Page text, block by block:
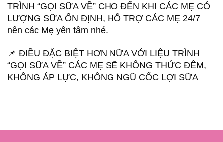
TRÌNH “GỌI SỮA VỀ” CHO ĐẾN KHI CÁC MẸ CÓ
LƯỢNG SỮA ỔN ĐỊNH, HỖ TRỢ CÁC MẸ 24/7
nên các Mẹ yên tâm nhé.
📌 ĐIỀU ĐẶC BIỆT HƠN NỮA VỚI LIỆU TRÌNH
“GỌI SỮA VỀ” CÁC MẸ SẼ KHÔNG THỨC ĐÊM,
KHÔNG ÁP LỰC, KHÔNG NGŨ CỐC LỢI SỮA